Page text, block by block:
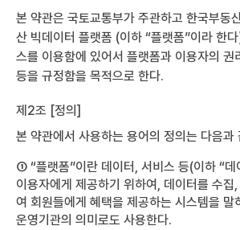
본 약관은 국토교통부가 주관하고 한국부동
산 빅데이터 플랫폼 (이하 “플랫폼”이라 한
스를 이용함에 있어서 플랫폼과 이용자의 권
등을 규정함을 목적으로 한다.
제2조 [정의]
본 약관에서 사용하는 용어의 정의는 다음과
① “플랫폼”이란 데이터, 서비스 등(이하 “데
이용자에게 제공하기 위하여, 데이터를 수집
여 회원들에게 혜택을 제공하는 시스템을 말
운영기관의 의미로도 사용한다.